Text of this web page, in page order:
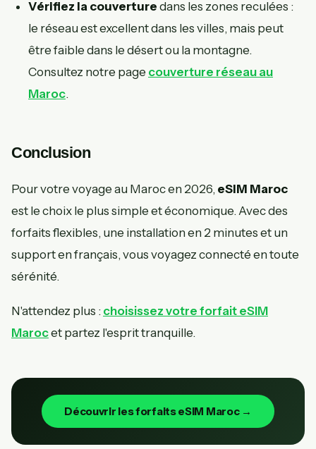
Vérifiez la couverture dans les zones reculées :
le réseau est excellent dans les villes, mais peut
être faible dans le désert ou la montagne.
Consultez notre page couverture réseau au
Maroc.
Conclusion
Pour votre voyage au Maroc en 2026, eSIM Maroc
est le choix le plus simple et économique. Avec des
forfaits flexibles, une installation en 2 minutes et un
support en français, vous voyagez connecté en toute
sérénité.
N'attendez plus : choisissez votre forfait eSIM
Marocet partez l'esprit tranquille.
Découvrir les forfaits eSIM Maroc →